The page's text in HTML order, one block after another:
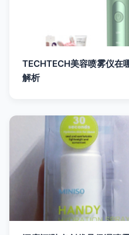
TECHTECH美容喷雾仪在
解析